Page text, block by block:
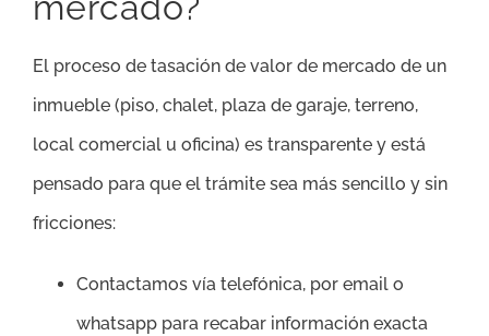
El proceso de tasación de valor de mercado de un
inmueble (piso, chalet, plaza de garaje, terreno,
local comercial u oficina) es transparente y está
pensado para que el trámite sea más sencillo y sin
fricciones:
Contactamos vía telefónica, por email o
whatsapp para recabar información exacta